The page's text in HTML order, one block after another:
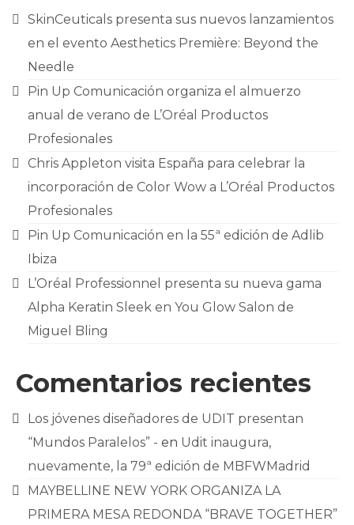
SkinCeuticals presenta sus nuevos lanzamientos
en el evento Aesthetics Première: Beyond the
Needle
Pin Up Comunicación organiza el almuerzo
anual de verano de L’Oréal Productos
Profesionales
Chris Appleton visita España para celebrar la
incorporación de Color Wow a L’Oréal Productos
Profesionales
Pin Up Comunicación en la 55ª edición de Adlib
Ibiza
L’Oréal Professionnel presenta su nueva gama
Alpha Keratin Sleek en You Glow Salon de
Miguel Bling
Comentarios recientes
Los jóvenes diseñadores de UDIT presentan
“Mundos Paralelos” - en Udit inaugura,
nuevamente, la 79ª edición de MBFWMadrid
MAYBELLINE NEW YORK ORGANIZA LA
PRIMERA MESA REDONDA “BRAVE TOGETHER”